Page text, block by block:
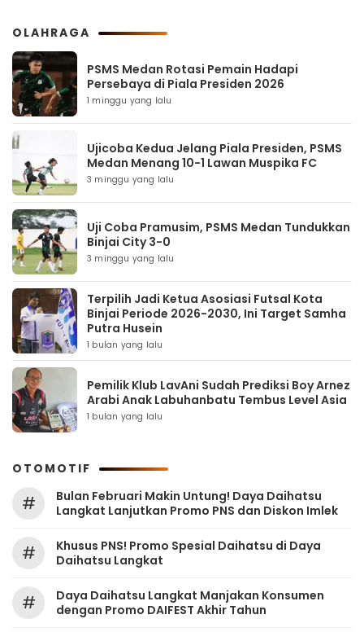
OLAHRAGA
PSMS Medan Rotasi Pemain Hadapi
Persebaya di Piala Presiden 2026
1 minggu yang lalu
Ujicoba Kedua Jelang Piala Presiden, PSMS
Medan Menang 10-1 Lawan Muspika FC
3 minggu yang lalu
Uji Coba Pramusim, PSMS Medan Tundukkan
Binjai City 3-0
3 minggu yang lalu
Terpilih Jadi Ketua Asosiasi Futsal Kota
Binjai Periode 2026-2030, Ini Target Samha
Putra Husein
1 bulan yang lalu
Pemilik Klub LavAni Sudah Prediksi Boy Arnez
Arabi Anak Labuhanbatu Tembus Level Asia
1 bulan yang lalu
OTOMOTIF
#
Bulan Februari Makin Untung! Daya Daihatsu
Langkat Lanjutkan Promo PNS dan Diskon Imlek
#
Khusus PNS! Promo Spesial Daihatsu di Daya
Daihatsu Langkat
#
Daya Daihatsu Langkat Manjakan Konsumen
dengan Promo DAIFEST Akhir Tahun